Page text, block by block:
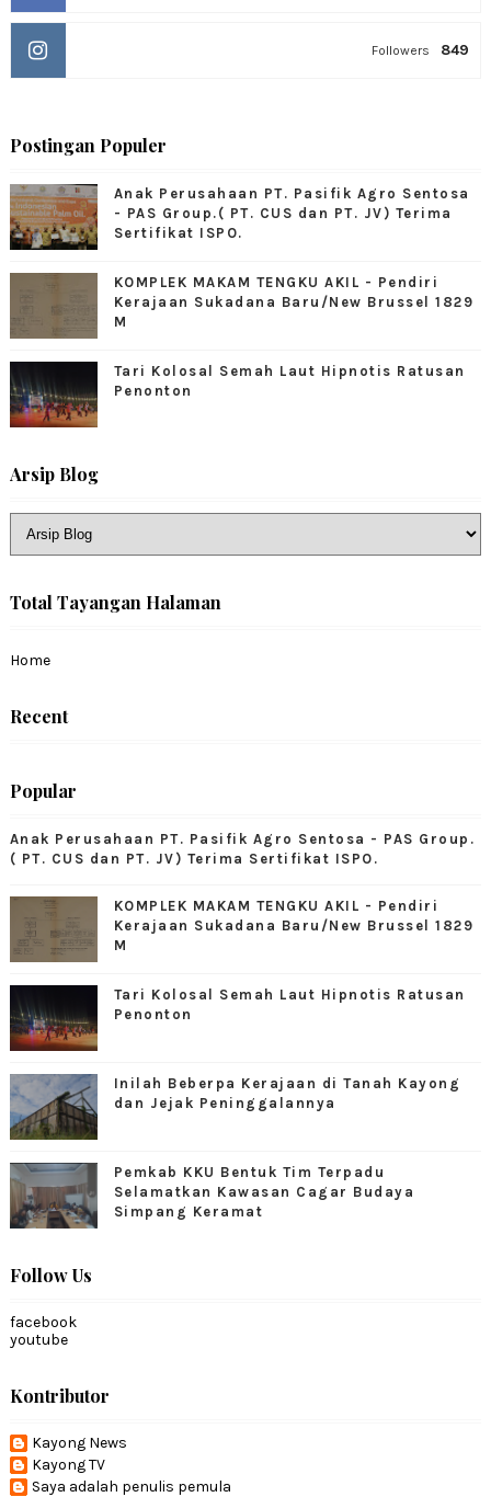
849
Followers
Postingan Populer
Anak Perusahaan PT. Pasifik Agro Sentosa
- PAS Group.( PT. CUS dan PT. JV) Terima
Sertifikat ISPO.
KOMPLEK MAKAM TENGKU AKIL - Pendiri
Kerajaan Sukadana Baru/New Brussel 1829
M
Tari Kolosal Semah Laut Hipnotis Ratusan
Penonton
Arsip Blog
Total Tayangan Halaman
Home
Recent
Popular
Anak Perusahaan PT. Pasifik Agro Sentosa - PAS Group.
( PT. CUS dan PT. JV) Terima Sertifikat ISPO.
KOMPLEK MAKAM TENGKU AKIL - Pendiri
Kerajaan Sukadana Baru/New Brussel 1829
M
Tari Kolosal Semah Laut Hipnotis Ratusan
Penonton
Inilah Beberpa Kerajaan di Tanah Kayong
dan Jejak Peninggalannya
Pemkab KKU Bentuk Tim Terpadu
Selamatkan Kawasan Cagar Budaya
Simpang Keramat
Follow Us
facebook
youtube
Kontributor
Kayong News
Kayong TV
Saya adalah penulis pemula